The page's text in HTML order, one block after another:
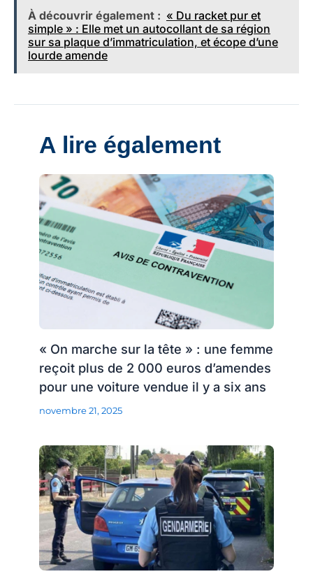
À découvrir également : « Du racket pur et
simple » : Elle met un autocollant de sa région
sur sa plaque d’immatriculation, et écope d’une
lourde amende
A lire également
« On marche sur la tête » : une femme
reçoit plus de 2 000 euros d’amendes
pour une voiture vendue il y a six ans
novembre 21, 2025